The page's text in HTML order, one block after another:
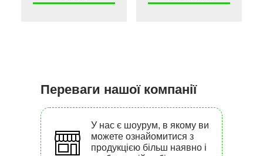
Переваги нашої компанії
У нас є шоурум, в якому ви
можете ознайомитися з
продукцією більш наявно і